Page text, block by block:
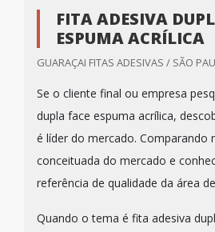
FITA ADESIVA
ESPUMA ACRÍLICA
GUARAÇAI FITAS ADESIVAS / SÃO
Se o cliente final ou empresa
dupla face espuma acrílica,
é líder do mercado. Comparando
conceituada do mercado e
referência de qualidade da área
Quando o tema é fita adesiva